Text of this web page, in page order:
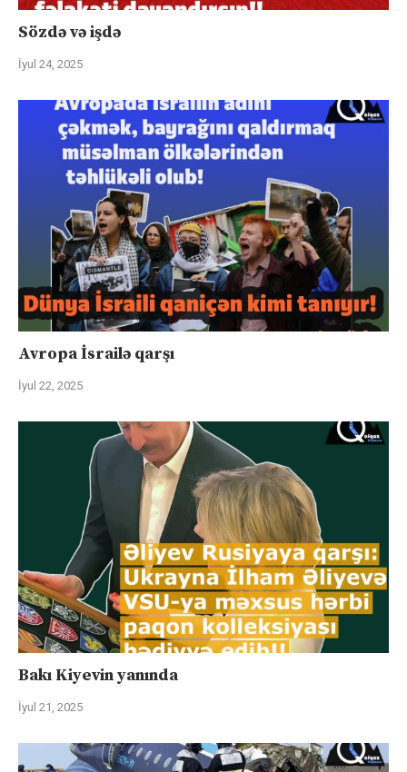
Sözdə və işdə
İyul 24, 2025
Avropa İsrailə qarşı
İyul 22, 2025
Bakı Kiyevin yanında
İyul 21, 2025